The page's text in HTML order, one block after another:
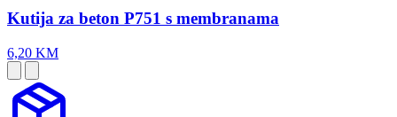
Kutija za beton P751 s membranama
6,20 KM